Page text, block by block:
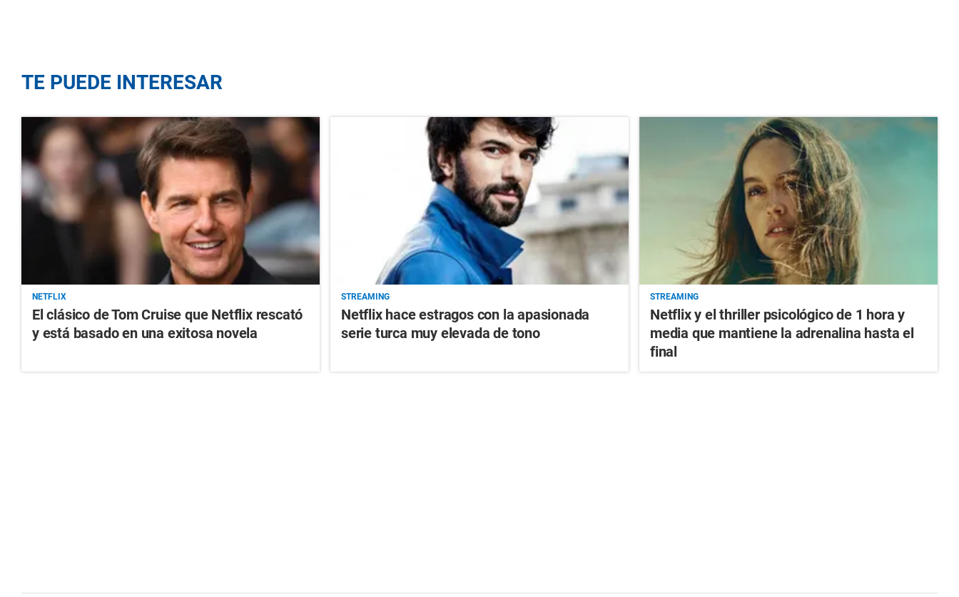
TE PUEDE INTERESAR
NETFLIX
El clásico de Tom Cruise que Netflix rescató
y está basado en una exitosa novela
STREAMING
Netflix hace estragos con la apasionada
serie turca muy elevada de tono
STREAMING
Netflix y el thriller psicológico de 1 hora y
media que mantiene la adrenalina hasta el
final